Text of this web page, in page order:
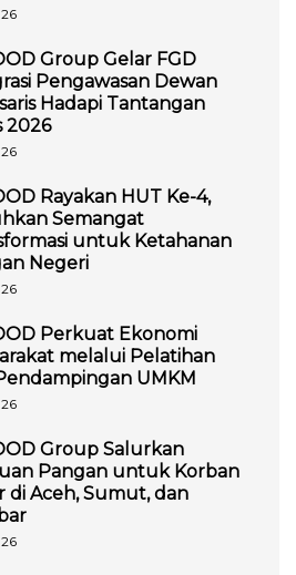
Group Gelar FGD
Pengawasan Dewan
Hadapi Tantangan
2026
Rayakan HUT Ke-4,
Semangat
untuk Ketahanan
Negeri
Perkuat Ekonomi
melalui Pelatihan
UMKM
Group Salurkan
Pangan untuk Korban
di Aceh, Sumut, dan